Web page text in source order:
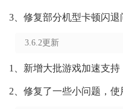
3、修复部分机型卡顿闪退
3.6.2更新
1、新增大批游戏加速支持
2、修复了一些小问题，